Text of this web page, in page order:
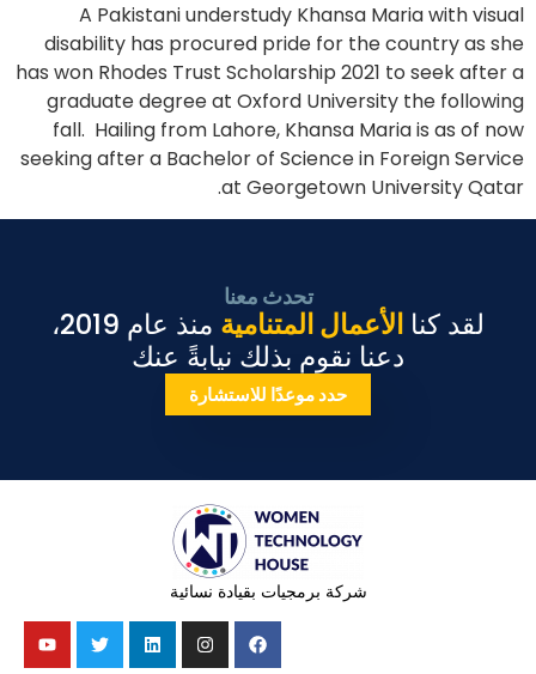
A Pakistani understudy Khansa Maria with visual
disability has procured pride for the country as she
has won Rhodes Trust Scholarship 2021 to seek after a
graduate degree at Oxford University the following
fall. Hailing from Lahore, Khansa Maria is as of now
seeking after a Bachelor of Science in Foreign Service
at Georgetown University Qatar.
تحدث معنا
لقد كنا الأعمال المتنامية منذ عام 2019،
دعنا نقوم بذلك نيابةً عنك
حدد موعدًا للاستشارة
شركة برمجيات بقيادة نسائية